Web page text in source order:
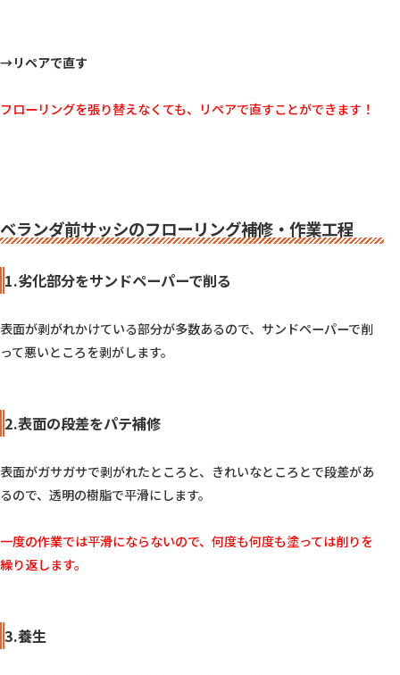
→リペアで直す
フローリングを張り替えなくても、リペアで直すことができます！
ベランダ前サッシのフローリング補修・作業工程
1.劣化部分をサンドペーパーで削る
表面が剥がれかけている部分が多数あるので、サンドペーパーで削
って悪いところを剥がします。
2.表面の段差をパテ補修
表面がガサガサで剥がれたところと、きれいなところとで段差があ
るので、透明の樹脂で平滑にします。
一度の作業では平滑にならないので、何度も何度も塗っては削りを
繰り返します。
3.養生